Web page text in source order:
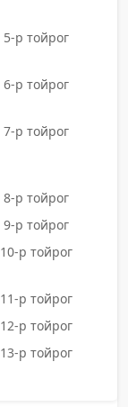
5-р тойрог
6-р тойрог
7-р тойрог
8-р тойрог
9-р тойрог
10-р тойрог
11-р тойрог
12-р тойрог
13-р тойрог